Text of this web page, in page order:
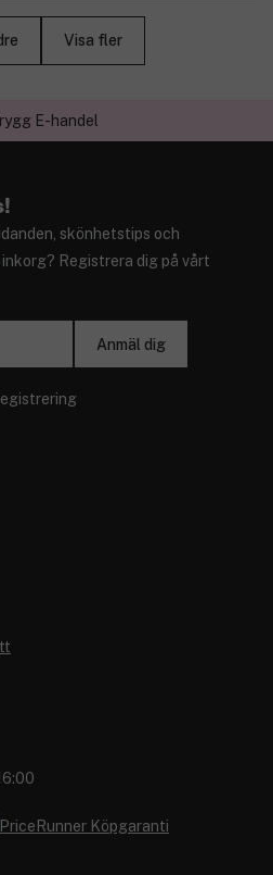
Visa fler
E-handel
skönhetstips och
Registrera dig på vårt
Anmäl dig